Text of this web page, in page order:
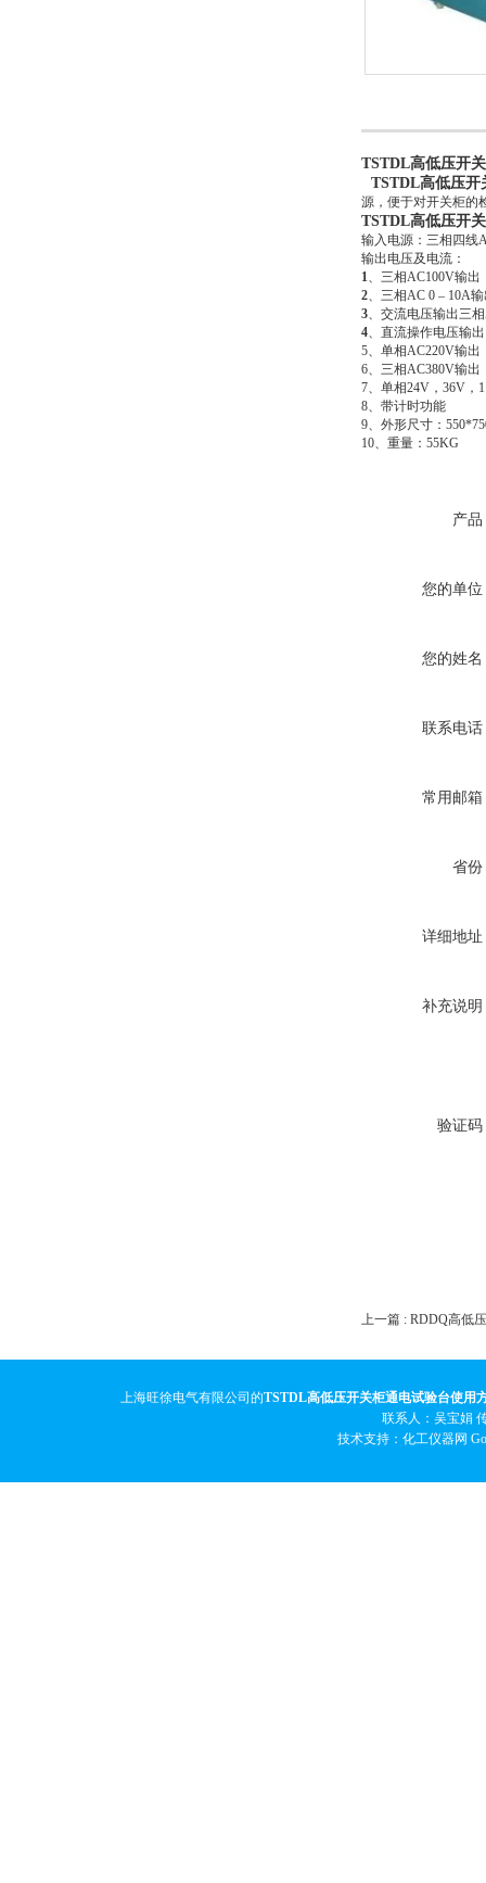
TSTDL高低压开
TSTDL高低压开
源，便于对开关柜的
TSTDL高低压开
输入电源：三相四线
输出电压及电流：
1、三相
2、三相AC 0
3、交流电压输出
4、直流操作
5、单相
6、三相
7、单相24V，
8、带计时功能
9、外形尺寸：
10、重量：55KG
产品
您的单位
您的姓名
联系电话
常用邮箱
省份
详细地址
补充说明
验证码
上一篇 : RDDQ高低
上海旺徐电气有限公司的TSTDL高低压开关柜通电试验台使用
联系人：吴宝娟
技术支持：化工仪器网